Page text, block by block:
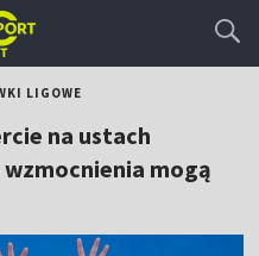
LIGOWE
na ustach
mogą